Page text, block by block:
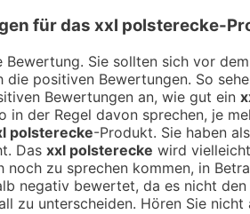
für das xxl polsterecke-
Sie sollten sich vor
die positiven Bewertungen. So
Bewertungen an, wie gut ein
in der Regel davon sprechen, je
polsterecke-Produkt. Sie haben
Das xxl polsterecke wird
zu sprechen kommen, in
negativ bewertet, da es nicht
zu unterscheiden. Hören Sie